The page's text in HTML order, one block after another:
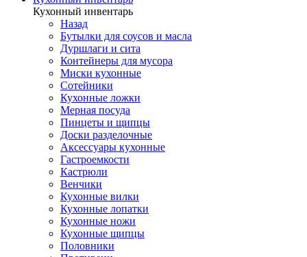
Кухонный инвентарь
Назад
Бутылки для соусов и масла
Дуршлаги и сита
Контейнеры для мусора
Миски кухонные
Сотейники
Кухонные ложки
Мерная посуда
Пинцеты и щипцы
Доски разделочные
Аксессуары кухонные
Гастроемкости
Кастрюли
Венчики
Кухонные вилки
Кухонные лопатки
Кухонные ножи
Кухонные щипцы
Половники